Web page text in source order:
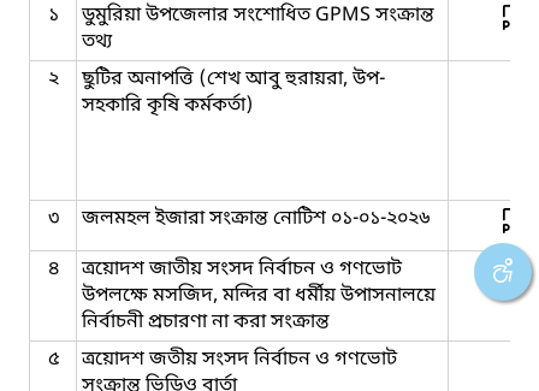
১
ডুমুরিয়া উপজেলার সংশোধিত GPMS সংক্রান্ত
তথ্য
২
ছুটির অনাপত্তি (শেখ আবু হুরায়রা, উপ-
সহকারি কৃষি কর্মকর্তা)
৩
জলমহল ইজারা সংক্রান্ত নোটিশ ০১-০১-২০২৬
৪
ত্রয়োদশ জাতীয় সংসদ নির্বাচন ও গণভোট
উপলক্ষে মসজিদ, মন্দির বা ধর্মীয় উপাসনালয়ে
নির্বাচনী প্রচারণা না করা সংক্রান্ত
৫
ত্রয়োদশ জতীয় সংসদ নির্বাচন ও গণভোট